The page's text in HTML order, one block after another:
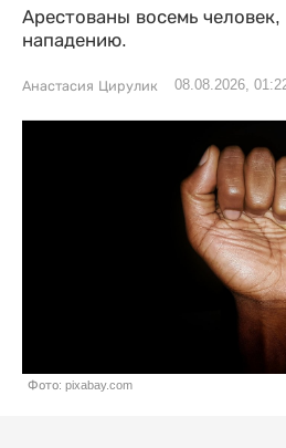
Арестованы восемь
нападению.
Анастасия Цирулик 08.08.2026,
Фото: pixabay.com